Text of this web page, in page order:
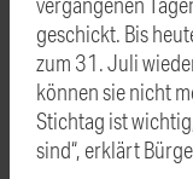
geschickt. Bis
zum 31. Juli
können sie nicht
Stichtag ist
sind“, erklärt